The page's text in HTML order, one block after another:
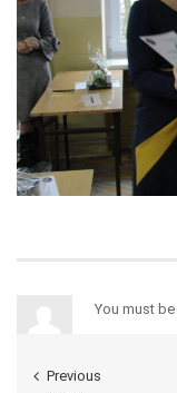
You must be
Previous